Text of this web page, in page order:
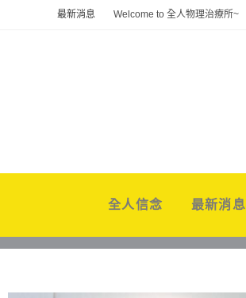
最新消息 Welcome to 全人物理治療所~
全人信念 最新消息